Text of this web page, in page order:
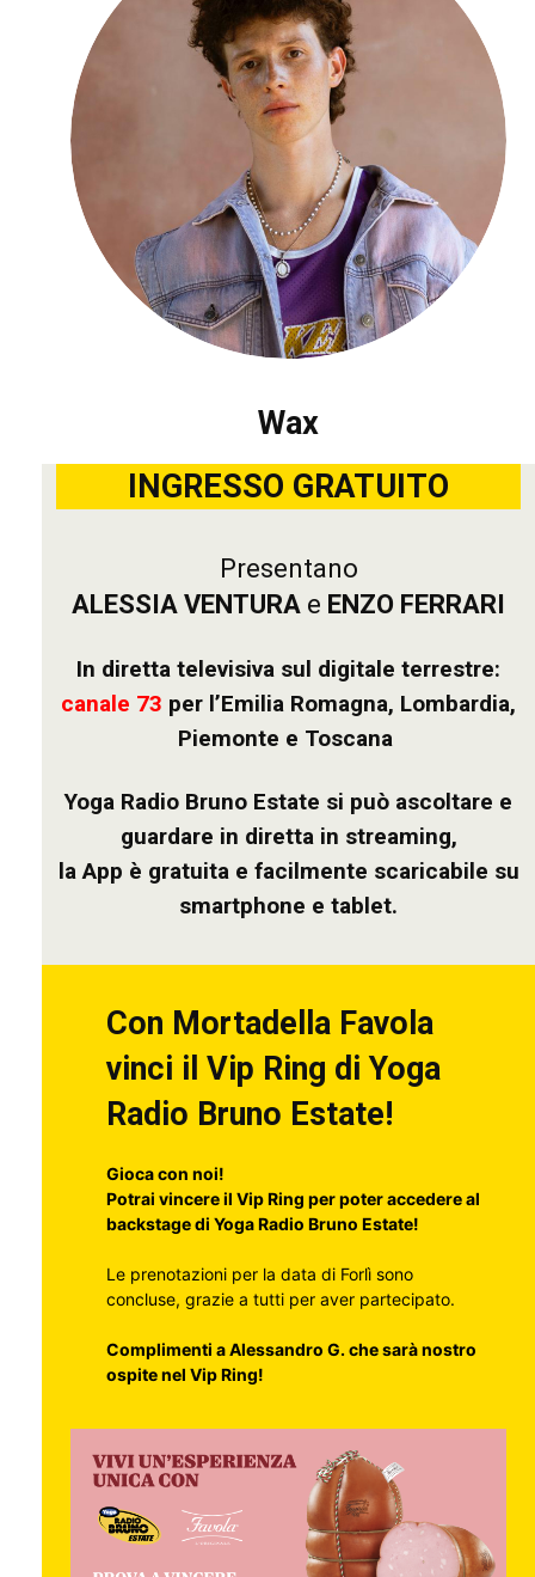
Wax
INGRESSO GRATUITO
Presentano
ALESSIA VENTURA e ENZO FERRARI
In diretta televisiva sul digitale terrestre:
canale 73 per l’Emilia Romagna, Lombardia,
Piemonte e Toscana
Yoga Radio Bruno Estate si può ascoltare e
guardare in diretta in streaming,
la App è gratuita e facilmente scaricabile su
smartphone e tablet.
Con Mortadella Favola
vinci il Vip Ring di Yoga
Radio Bruno Estate!
Gioca con noi!
Potrai vincere il Vip Ring per poter accedere al
backstage di Yoga Radio Bruno Estate!
Le prenotazioni per la data di Forlì sono
concluse, grazie a tutti per aver partecipato.
Complimenti a Alessandro G. che sarà nostro
ospite nel Vip Ring!